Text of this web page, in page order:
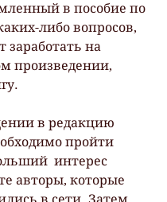
в пособие по
либо вопросов,
заработать на
произведении,
пройти
интерес
авторы, которые